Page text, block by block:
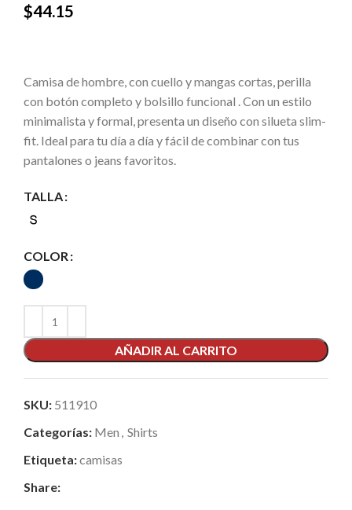
$44.15
Camisa de hombre, con cuello y mangas cortas, perilla
con botón completo y bolsillo funcional . Con un estilo
minimalista y formal, presenta un diseño con silueta slim-
fit. Ideal para tu día a día y fácil de combinar con tus
pantalones o jeans favoritos.
TALLA
COLOR
AÑADIR AL CARRITO
SKU: 511910
Categorías: Men , Shirts
Etiqueta:camisas
Share: